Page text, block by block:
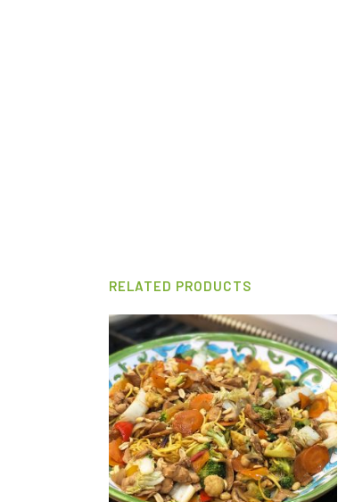
RELATED PRODUCTS